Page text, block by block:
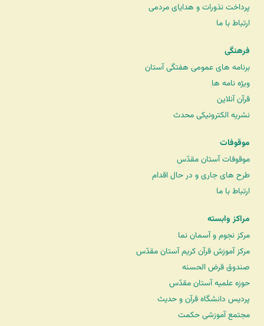
پرداخت نذورات و هدایای مردمی
ارتباط با ما
فرهنگی
برنامه های عمومی هفتگی آستان
ویژه نامه ها
قرآن آنلاین
نشریه الکترونیکی محدث
موقوفات
موقوفات آستان مقدّس
طرح های جاری و در حال اقدام
ارتباط با ما
مراکز وابسته
مرکز نجوم و آسمان نما
مرکز آموزش قرآن کریم آستان مقدّس
صندوق قرض الحسنه
حوزه علمیه آستان مقدّس
پردیس دانشگاه قرآن و حدیث
مجتمع آموزشی حکمت